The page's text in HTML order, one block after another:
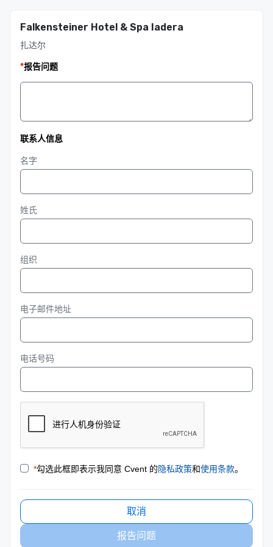
Falkensteiner Hotel & Spa Iadera
扎达尔
*报告问题
联系人信息
名字
姓氏
组织
电子邮件地址
电话号码
*勾选此框即表示我同意 Cvent 的隐私政策和使用条款。
取消
报告问题